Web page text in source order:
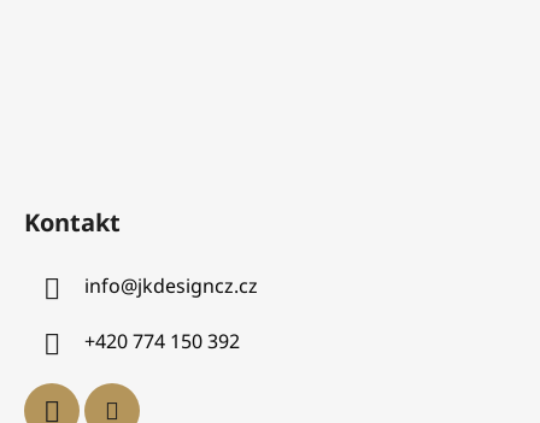
Kontakt
info@jkdesigncz.cz
+420 774 150 392